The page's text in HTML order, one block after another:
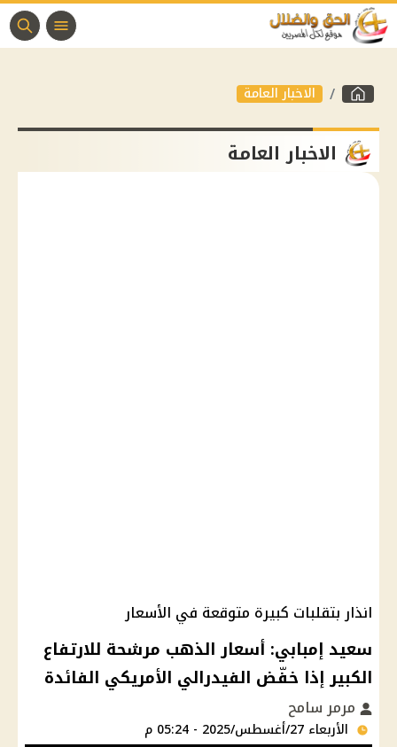
الاخبار العامة
الاخبار العامة
انذار بتقلبات كبيرة متوقعة في الأسعار
سعيد إمبابي: أسعار الذهب مرشحة للارتفاع
الكبير إذا خفّض الفيدرالي الأمريكي الفائدة
مرمر سامح
الأربعاء 27/أغسطس/2025 - 05:24 م